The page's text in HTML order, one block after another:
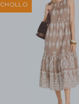
CHOLLO